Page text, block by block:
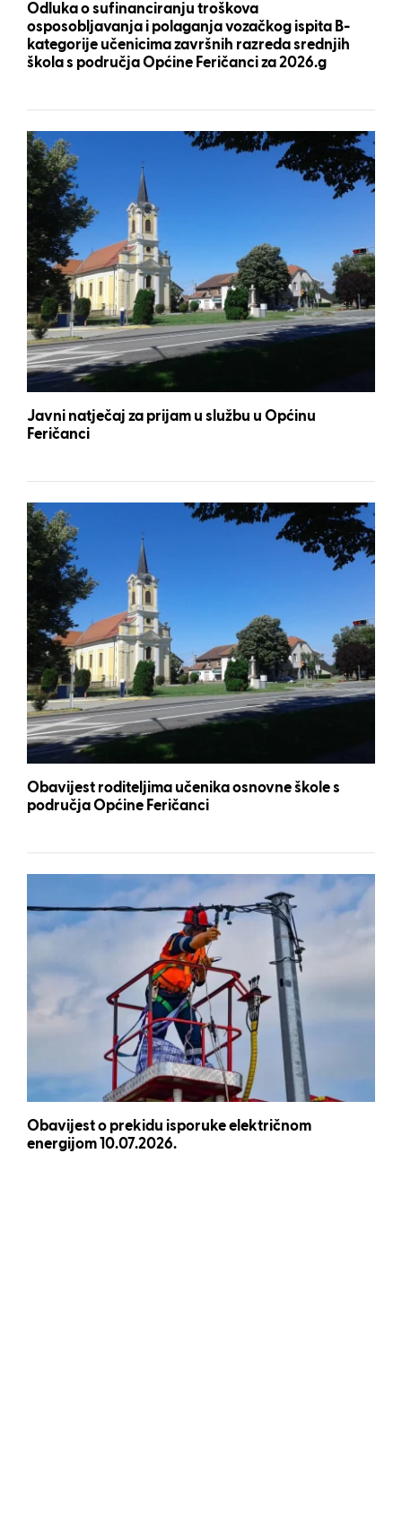
Odluka o sufinanciranju troškova
osposobljavanja i polaganja vozačkog ispita B-
kategorije učenicima završnih razreda srednjih
škola s područja Općine Feričanci za 2026.g
Javni natječaj za prijam u službu u Općinu
Feričanci
Obavijest roditeljima učenika osnovne škole s
područja Općine Feričanci
Obavijest o prekidu isporuke električnom
energijom 10.07.2026.